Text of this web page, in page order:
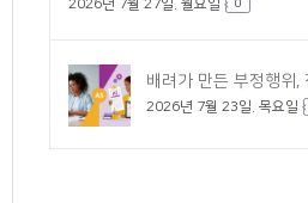
2026년 7월 27일. 월요일 0
배려가 만든 부정행위,
2026년 7월 23일. 목요일